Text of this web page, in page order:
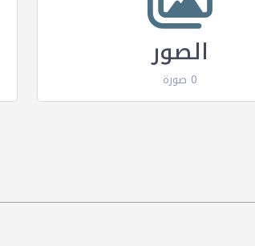
الصور
0 صورة